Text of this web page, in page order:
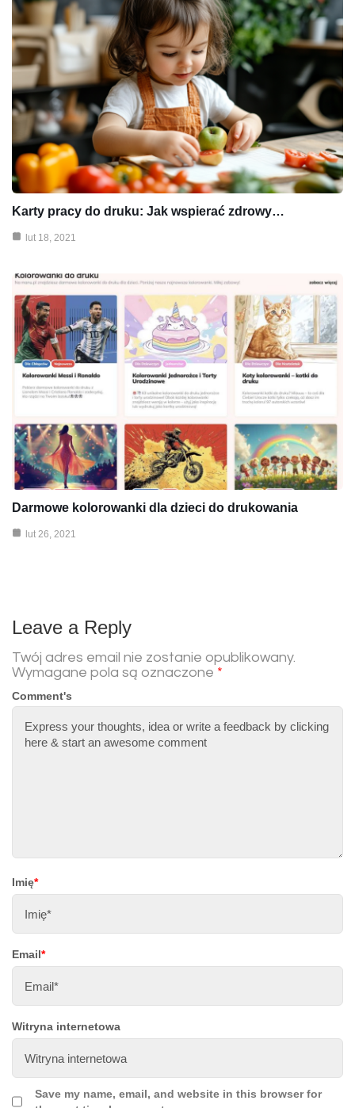
Karty pracy do druku: Jak wspierać zdrowy…
lut 18, 2021
Darmowe kolorowanki dla dzieci do drukowania
lut 26, 2021
Leave a Reply
Twój adres email nie zostanie opublikowany.
Wymagane pola są oznaczone *
Comment's
Imię*
Email*
Witryna internetowa
Save my name, email, and website in this browser for